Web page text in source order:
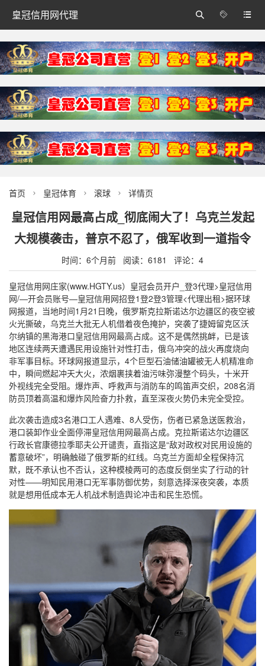
皇冠信用网代理 


首页  皇冠体育  滚球  详情页
皇冠信用网最高占成_彻底闹大了！乌克兰发起
大规模袭击，普京不忍了，俄军收到一道指令
时间：6个月前 阅读：6181 评论：4
皇冠信用网庄家(www.HGTY.us）皇冠会员开户_登3代理>皇冠信用
网/—开会员账号—皇冠信用网招登1登2登3管理<代理出租>据环球
网报道，当地时间1月21日晚，俄罗斯克拉斯诺达尔边疆区的夜空被
火光撕破，乌克兰大批无人机借着夜色掩护，突袭了捷姆留克区沃
尔纳镇的黑海港口皇冠信用网最高占成。这不是偶然挑衅，已是该
地区连续两天遭遇民用设施针对性打击，俄乌冲突的战火再度烧向
非军事目标。环球网报道显示，4个巨型石油储油罐被无人机精准命
中，瞬间燃起冲天大火，浓烟裹挟着油污味弥漫整个码头，十米开
外视线完全受阻。爆炸声、呼救声与消防车的鸣笛声交织，208名消
防员顶着高温和爆炸风险奋力扑救，直至深夜火势仍未完全受控。
此次袭击造成3名港口工人遇难、8人受伤，伤者已紧急送医救治，
港口装卸作业全面停滞皇冠信用网最高占成。克拉斯诺达尔边疆区
行政长官康德拉季耶夫公开谴责，直指这是“敌对政权对民用设施的
蓄意破坏”，明确触碰了俄罗斯的红线。乌克兰方面却全程保持沉
默，既不承认也不否认，这种模棱两可的态度反倒坐实了行动的针
对性——明知民用港口无军事防御优势，刻意选择深夜突袭，本质
就是想用低成本无人机战术制造舆论冲击和民生恐慌。